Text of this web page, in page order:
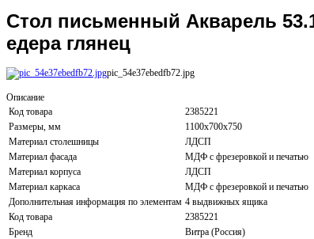
Стол письменный Акварель
едера глянец
pic_54e37ebedfb72.jpg
Описание
Код товара
2385221
Размеры, мм
1100x700x750
Материал столешницы
ЛДСП
Материал фасада
МДФ с фрезеровкой и печатью
Материал корпуса
ЛДСП
Материал каркаса
МДФ с фрезеровкой и печатью
Дополнительная информация по элементам 4 выдвижных ящика
Код товара
2385221
Бренд
Витра (Россия)